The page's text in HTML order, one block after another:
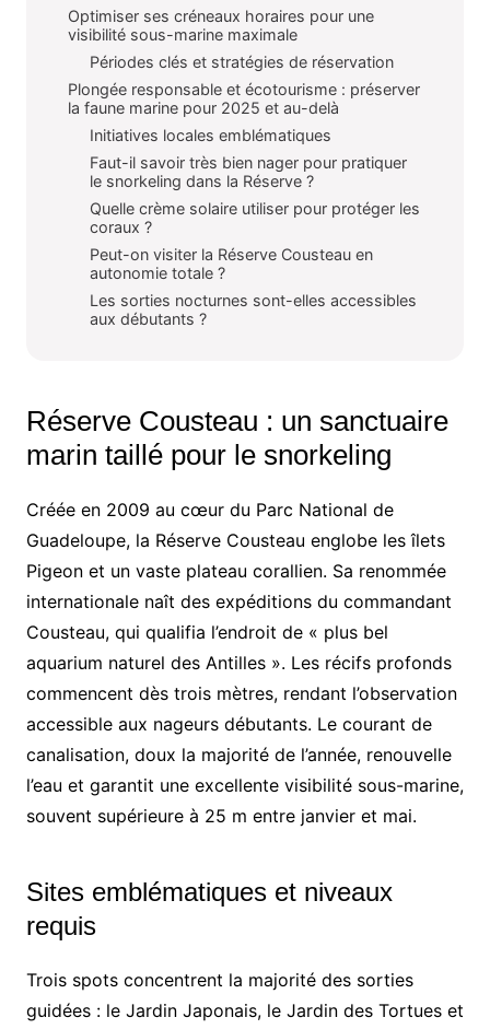
Optimiser ses créneaux horaires pour une
visibilité sous-marine maximale
Périodes clés et stratégies de réservation
Plongée responsable et écotourisme : préserver
la faune marine pour 2025 et au-delà
Initiatives locales emblématiques
Faut-il savoir très bien nager pour pratiquer
le snorkeling dans la Réserve ?
Quelle crème solaire utiliser pour protéger les
coraux ?
Peut-on visiter la Réserve Cousteau en
autonomie totale ?
Les sorties nocturnes sont-elles accessibles
aux débutants ?
Réserve Cousteau : un sanctuaire
marin taillé pour le snorkeling
Créée en 2009 au cœur du Parc National de
Guadeloupe, la Réserve Cousteau englobe les îlets
Pigeon et un vaste plateau corallien. Sa renommée
internationale naît des expéditions du commandant
Cousteau, qui qualifia l’endroit de « plus bel
aquarium naturel des Antilles ». Les récifs profonds
commencent dès trois mètres, rendant l’observation
accessible aux nageurs débutants. Le courant de
canalisation, doux la majorité de l’année, renouvelle
l’eau et garantit une excellente visibilité sous-marine,
souvent supérieure à 25 m entre janvier et mai.
Sites emblématiques et niveaux
requis
Trois spots concentrent la majorité des sorties
guidées : le Jardin Japonais, le Jardin des Tortues et